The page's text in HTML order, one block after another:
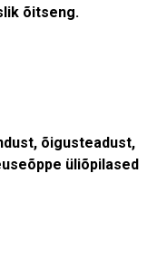
õitseng.
õigusteadust,
üliõpilased